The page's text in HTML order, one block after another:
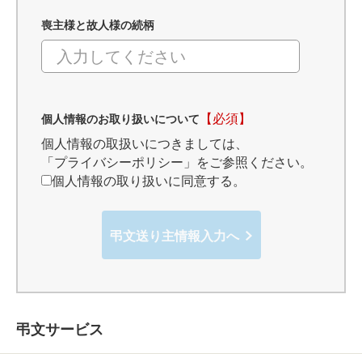
喪主様と故人様の続柄
個人情報のお取り扱いについて 【必須】
個人情報の取扱いにつきましては、
「プライバシーポリシー」 をご参照ください。
個人情報の取り扱いに同意する。
弔文送り主情報入力へ
弔文サービス